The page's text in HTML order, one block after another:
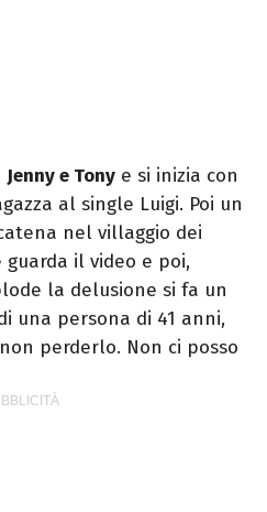
Jenny e Tony e si inizia con
al single Luigi. Poi un
nel villaggio dei
il video e poi,
la delusione si fa un
una persona di 41 anni,
perderlo. Non ci posso